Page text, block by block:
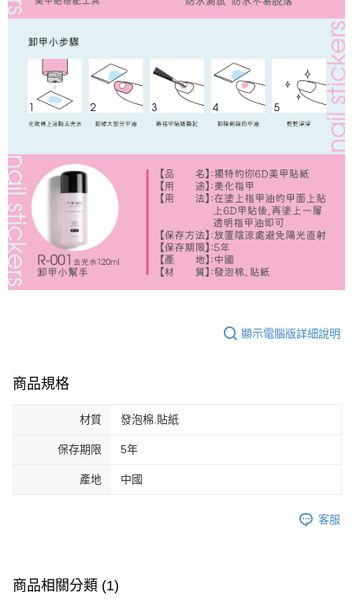
顯示電腦版詳細說明
商品規格
材質 發泡棉.貼紙
保存期限 5年
產地 中國
客服
商品相關分類 (1)